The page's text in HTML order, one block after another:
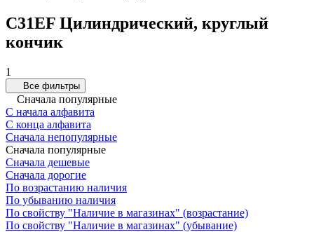
C31EF Цилиндрический, круглый
кончик
1
Все фильтры
Сначала популярные
С начала алфавита
С конца алфавита
Сначала непопулярные
Сначала популярные
Сначала дешевые
Сначала дорогие
По возрастанию наличия
По убыванию наличия
По свойству "Наличие в магазинах" (возрастание)
По свойству "Наличие в магазинах" (убывание)